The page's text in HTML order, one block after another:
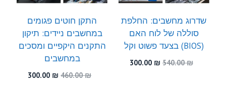
שדרוג מחשבים: החלפת
סוללה של לוח האם
(BIOS) בצעד פשוט וקל
540.00₪
המחיר
300.00 ₪
התקן חוטים פגומים
במחשבים ניידים: תיקון
התקנים היקפיים ומסכים
במחשבים
460.00₪
המחיר
300.00 ₪
המחיר